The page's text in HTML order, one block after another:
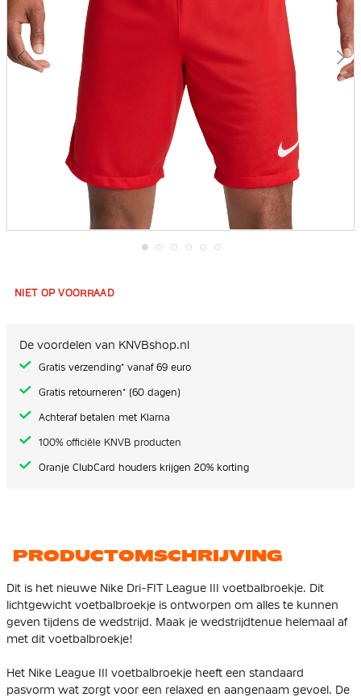
het
afbeeldingen-
gallerij
NIET OP VOORRAAD
De voordelen van KNVBshop.nl
Gratis verzending* vanaf 69 euro
Gratis retourneren* (60 dagen)
Achteraf betalen met Klarna
100% officiële KNVB producten
Oranje ClubCard houders krijgen 20% korting
PRODUCTOMSCHRIJVING
Dit is het nieuwe Nike Dri-FIT League III voetbalbroekje. Dit
lichtgewicht voetbalbroekje is ontworpen om alles te kunnen
geven tijdens de wedstrijd. Maak je wedstrijdtenue helemaal af
met dit voetbalbroekje!
Het Nike League III voetbalbroekje heeft een standaard
pasvorm wat zorgt voor een relaxed en aangenaam gevoel. De